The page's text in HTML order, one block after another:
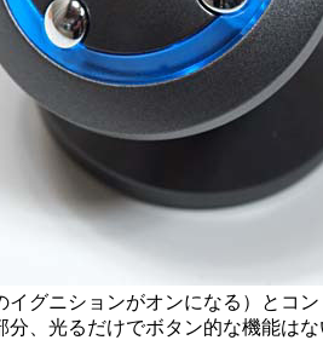
イグニションがオンになる）とコ
分、光るだけでボタン的な機能はな